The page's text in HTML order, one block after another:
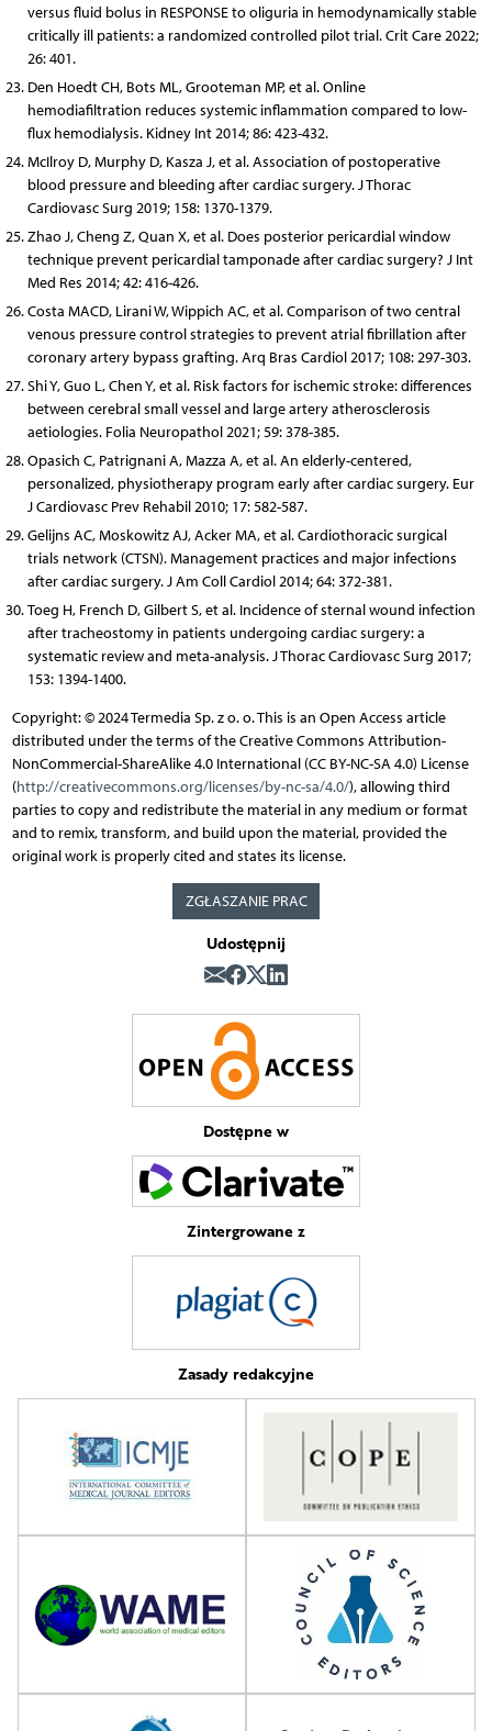
versus fluid bolus in RESPONSE to oliguria in hemodynamically stable
critically ill patients: a randomized controlled pilot trial. Crit Care 2022;
26: 401.
Den Hoedt CH, Bots ML, Grooteman MP, et al. Online
hemodiafiltration reduces systemic inflammation compared to low-
flux hemodialysis. Kidney Int 2014; 86: 423-432.
McIlroy D, Murphy D, Kasza J, et al. Association of postoperative
blood pressure and bleeding after cardiac surgery. J Thorac
Cardiovasc Surg 2019; 158: 1370-1379.
Zhao J, Cheng Z, Quan X, et al. Does posterior pericardial window
technique prevent pericardial tamponade after cardiac surgery? J Int
Med Res 2014; 42: 416-426.
Costa MACD, Lirani W, Wippich AC, et al. Comparison of two central
venous pressure control strategies to prevent atrial fibrillation after
coronary artery bypass grafting. Arq Bras Cardiol 2017; 108: 297-303.
Shi Y, Guo L, Chen Y, et al. Risk factors for ischemic stroke: differences
between cerebral small vessel and large artery atherosclerosis
aetiologies. Folia Neuropathol 2021; 59: 378-385.
Opasich C, Patrignani A, Mazza A, et al. An elderly-centered,
personalized, physiotherapy program early after cardiac surgery. Eur
J Cardiovasc Prev Rehabil 2010; 17: 582-587.
Gelijns AC, Moskowitz AJ, Acker MA, et al. Cardiothoracic surgical
trials network (CTSN). Management practices and major infections
after cardiac surgery. J Am Coll Cardiol 2014; 64: 372-381.
Toeg H, French D, Gilbert S, et al. Incidence of sternal wound infection
after tracheostomy in patients undergoing cardiac surgery: a
systematic review and meta-analysis. J Thorac Cardiovasc Surg 2017;
153: 1394-1400.
Copyright: © 2024 Termedia Sp. z o. o. This is an Open Access article
distributed under the terms of the Creative Commons Attribution-
NonCommercial-ShareAlike 4.0 International (CC BY-NC-SA 4.0) License
(http://creativecommons.org/licenses/by-nc-sa/4.0/), allowing third
parties to copy and redistribute the material in any medium or format
and to remix, transform, and build upon the material, provided the
original work is properly cited and states its license.
ZGŁASZANIE PRAC
Udostępnij
Dostępne w
Zintergrowane z
Zasady redakcyjne